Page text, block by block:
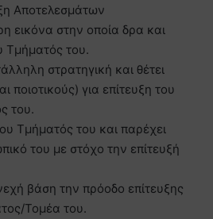
Αποτελεσμάτων
εικόνα στην οποία δρα και
Τμήματός του.
στρατηγική και θέτει
ποιοτικούς) για επίτευξη του
του.
Τμήματός του και παρέχει
του με στόχο την επίτευξή
βάση την πρόοδο επίτευξης
Τομέα του.